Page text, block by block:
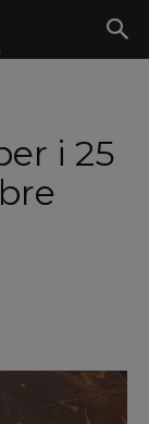
i 25